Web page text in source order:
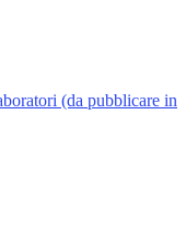
(da pubblicare in